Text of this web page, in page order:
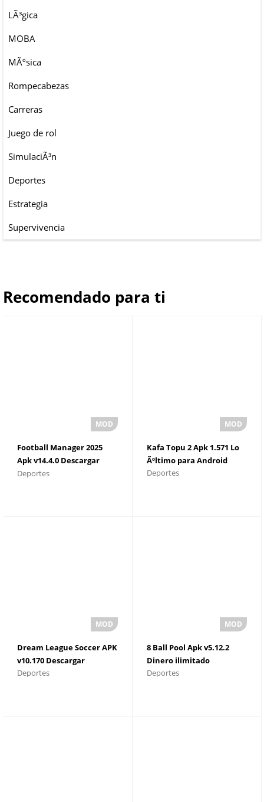
LÃ³gica
MOBA
MÃºsica
Rompecabezas
Carreras
Juego de rol
SimulaciÃ³n
Deportes
Estrategia
Supervivencia
Recomendado para ti
Football Manager 2025
Apk v14.4.0 Descargar
para Android
Deportes
Kafa Topu 2 Apk 1.571 Lo
Ãºltimo para Android
Deportes
Dream League Soccer APK
v10.170 Descargar
Deportes
8 Ball Pool Apk v5.12.2
Dinero ilimitado
Deportes